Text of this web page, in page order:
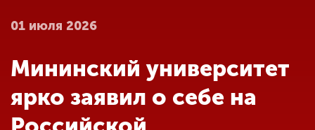
Абитуриенту
01 июля 2026
Мининский университет
ярко заявил о себе на